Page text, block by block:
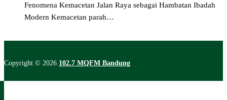
Fenomena Kemacetan Jalan Raya sebagai Hambatan Ibadah
Modern Kemacetan parah…
Copyright © 2026 102.7 MQFM Bandung